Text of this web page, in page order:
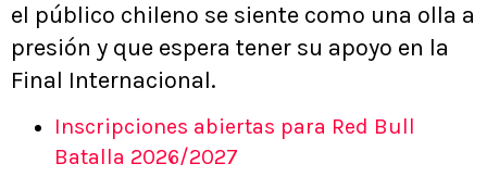
el público chileno se siente como una olla a
presión y que espera tener su apoyo en la
Final Internacional.
Inscripciones abiertas para Red Bull
Batalla 2026/2027